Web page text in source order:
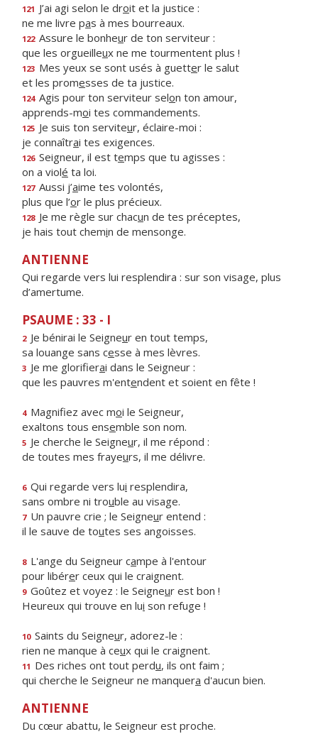
121 J’ai agi selon le droit et la justice :
ne me livre pas à mes bourreaux.
122 Assure le bonheur de ton serviteur :
que les orgueilleux ne me tourmentent plus !
123 Mes yeux se sont usés à guetter le salut
et les promesses de ta justice.
124 Agis pour ton serviteur selon ton amour,
apprends-moi tes commandements.
125 Je suis ton serviteur, éclaire-moi :
je connaîtrai tes exigences.
126 Seigneur, il est temps que tu agisses :
on a violé ta loi.
127 Aussi j’aime tes volontés,
plus que l’or le plus précieux.
128 Je me règle sur chacun de tes préceptes,
je hais tout chemin de mensonge.
ANTIENNE
Qui regarde vers lui resplendira : sur son visage, plus
d’amertume.
PSAUME : 33 - I
2 Je bénirai le Seigneur en tout temps,
sa louange sans cesse à mes lèvres.
3 Je me glorifierai dans le Seigneur :
que les pauvres m'entendent et soient en fête !
4 Magnifiez avec moi le Seigneur,
exaltons tous ensemble son nom.
5 Je cherche le Seigneur, il me répond :
de toutes mes frayeurs, il me délivre.
6 Qui regarde vers lui resplendira,
sans ombre ni trouble au visage.
7 Un pauvre crie ; le Seigneur entend :
il le sauve de toutes ses angoisses.
8 L'ange du Seigneur campe à l'entour
pour libérer ceux qui le craignent.
9 Goûtez et voyez : le Seigneur est bon !
Heureux qui trouve en lui son refuge !
10 Saints du Seigneur, adorez-le :
rien ne manque à ceux qui le craignent.
11 Des riches ont tout perdu, ils ont faim ;
qui cherche le Seigneur ne manquera d'aucun bien.
ANTIENNE
Du cœur abattu, le Seigneur est proche.